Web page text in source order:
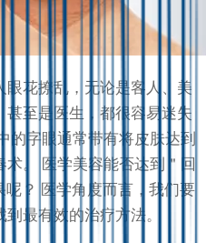
花撩乱，无论是客人、美
至是医生，都很容易迷失
的字眼通常带有将皮肤达到
。 医学美容能否达到＂回
？ 医学角度而言，我们要
最有效的治疗方法。